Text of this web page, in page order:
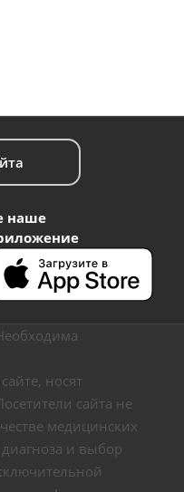
наше
носят
сайта не
медицинских
и выбор